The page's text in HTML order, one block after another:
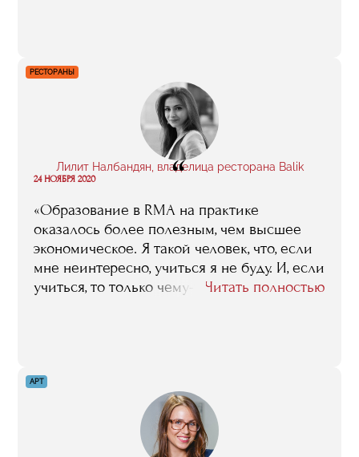
наверное, поделил: 40% — знаний и 60% —
это сила комьюнити, сила контактов».
РЕСТОРАНЫ
Лилит Налбандян, владелица ресторана Balik
“
24 НОЯБРЯ 2020
«Образование в RMA на практике
оказалось более полезным, чем высшее
экономическое. Я такой человек, что, если
мне неинтересно, учиться я не буду. И, если
учиться, то только чему-тоЧитать полностью
АРТ